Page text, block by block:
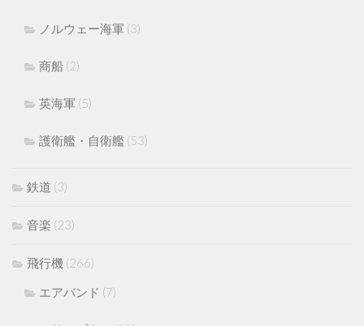
ノルウェー海軍 (3)
商船 (2)
英海軍 (5)
護衛艦・自衛艦 (53)
鉄道 (3)
音楽 (23)
飛行機 (266)
エアバンド (7)